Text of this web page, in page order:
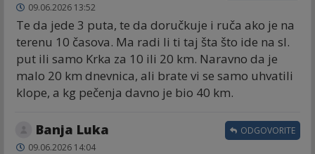
09.06.2026 13:52
Te da jede 3 puta, te da doručkuje i ruča ako je na
terenu 10 časova. Ma radi li ti taj šta što ide na sl.
put ili samo Krka za 10 ili 20 km. Naravno da je
malo 20 km dnevnica, ali brate vi se samo uhvatili
klope, a kg pečenja davno je bio 40 km.
Banja Luka
09.06.2026 14:04
ODGOVORITE